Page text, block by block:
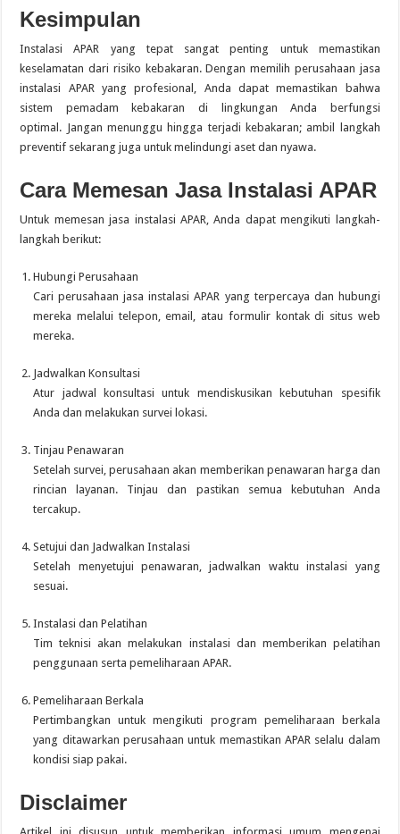
Kesimpulan
Instalasi APAR yang tepat sangat penting untuk memastikan
keselamatan dari risiko kebakaran. Dengan memilih perusahaan jasa
instalasi APAR yang profesional, Anda dapat memastikan bahwa
sistem pemadam kebakaran di lingkungan Anda berfungsi
optimal. Jangan menunggu hingga terjadi kebakaran; ambil langkah
preventif sekarang juga untuk melindungi aset dan nyawa.
Cara Memesan Jasa Instalasi APAR
Untuk memesan jasa instalasi APAR, Anda dapat mengikuti langkah-
langkah berikut:
Hubungi Perusahaan
Cari perusahaan jasa instalasi APAR yang terpercaya dan hubungi
mereka melalui telepon, email, atau formulir kontak di situs web
mereka.
Jadwalkan Konsultasi
Atur jadwal konsultasi untuk mendiskusikan kebutuhan spesifik
Anda dan melakukan survei lokasi.
Tinjau Penawaran
Setelah survei, perusahaan akan memberikan penawaran harga dan
rincian layanan. Tinjau dan pastikan semua kebutuhan Anda
tercakup.
Setujui dan Jadwalkan Instalasi
Setelah menyetujui penawaran, jadwalkan waktu instalasi yang
sesuai.
Instalasi dan Pelatihan
Tim teknisi akan melakukan instalasi dan memberikan pelatihan
penggunaan serta pemeliharaan APAR.
Pemeliharaan Berkala
Pertimbangkan untuk mengikuti program pemeliharaan berkala
yang ditawarkan perusahaan untuk memastikan APAR selalu dalam
kondisi siap pakai.
Disclaimer